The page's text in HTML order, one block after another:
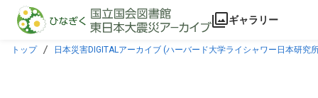
本文に飛ぶ
ギャラリー
トップ 日本災害DIGITALアーカイブ (ハーバード大学ライシャワー日本研究